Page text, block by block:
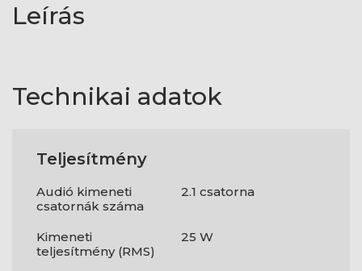
Leírás
Technikai adatok
Teljesítmény
Audió kimeneti
csatornák száma
2.1 csatorna
Kimeneti
teljesítmény (RMS)
25 W